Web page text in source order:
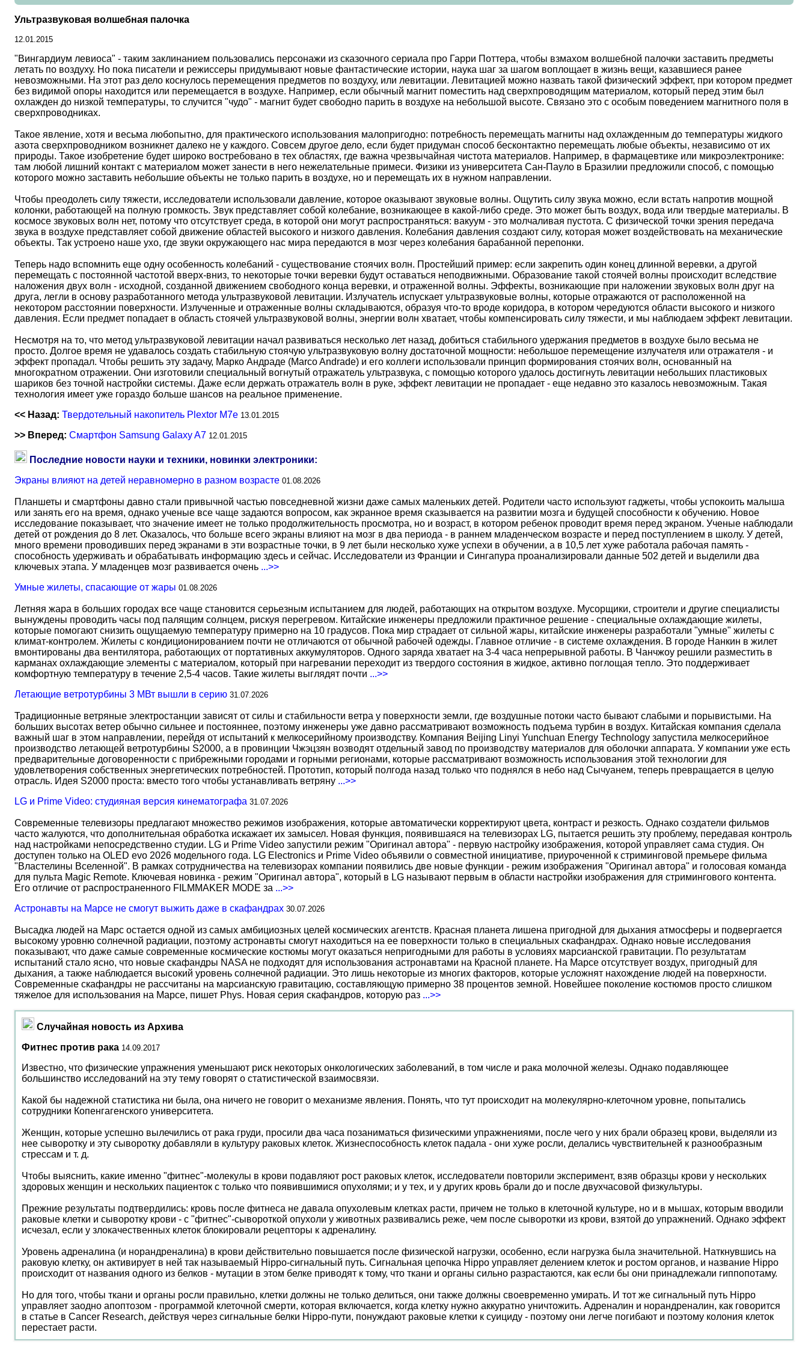
Ультразвуковая волшебная палочка
12.01.2015
"Вингардиум левиоса" - таким заклинанием пользовались персонажи из сказочного сериала про Гарри Поттера, чтобы взмахом волшебной палочки заставить предметы
летать по воздуху. Но пока писатели и режиссеры придумывают новые фантастические истории, наука шаг за шагом воплощает в жизнь вещи, казавшиеся ранее
невозможными. На этот раз дело коснулось перемещения предметов по воздуху, или левитации. Левитацией можно назвать такой физический эффект, при котором предмет
без видимой опоры находится или перемещается в воздухе. Например, если обычный магнит поместить над сверхпроводящим материалом, который перед этим был
охлажден до низкой температуры, то случится "чудо" - магнит будет свободно парить в воздухе на небольшой высоте. Связано это с особым поведением магнитного поля в
сверхпроводниках.
Такое явление, хотя и весьма любопытно, для практического использования малопригодно: потребность перемещать магниты над охлажденным до температуры жидкого
азота сверхпроводником возникнет далеко не у каждого. Совсем другое дело, если будет придуман способ бесконтактно перемещать любые объекты, независимо от их
природы. Такое изобретение будет широко востребовано в тех областях, где важна чрезвычайная чистота материалов. Например, в фармацевтике или микроэлектронике:
там любой лишний контакт с материалом может занести в него нежелательные примеси. Физики из университета Сан-Пауло в Бразилии предложили способ, с помощью
которого можно заставить небольшие объекты не только парить в воздухе, но и перемещать их в нужном направлении.
Чтобы преодолеть силу тяжести, исследователи использовали давление, которое оказывают звуковые волны. Ощутить силу звука можно, если встать напротив мощной
колонки, работающей на полную громкость. Звук представляет собой колебание, возникающее в какой-либо среде. Это может быть воздух, вода или твердые материалы. В
космосе звуковых волн нет, потому что отсутствует среда, в которой они могут распространяться: вакуум - это молчаливая пустота. С физической точки зрения передача
звука в воздухе представляет собой движение областей высокого и низкого давления. Колебания давления создают силу, которая может воздействовать на механические
объекты. Так устроено наше ухо, где звуки окружающего нас мира передаются в мозг через колебания барабанной перепонки.
Теперь надо вспомнить еще одну особенность колебаний - существование стоячих волн. Простейший пример: если закрепить один конец длинной веревки, а другой
перемещать с постоянной частотой вверх-вниз, то некоторые точки веревки будут оставаться неподвижными. Образование такой стоячей волны происходит вследствие
наложения двух волн - исходной, созданной движением свободного конца веревки, и отраженной волны. Эффекты, возникающие при наложении звуковых волн друг на
друга, легли в основу разработанного метода ультразвуковой левитации. Излучатель испускает ультразвуковые волны, которые отражаются от расположенной на
некотором расстоянии поверхности. Излученные и отраженные волны складываются, образуя что-то вроде коридора, в котором чередуются области высокого и низкого
давления. Если предмет попадает в область стоячей ультразвуковой волны, энергии волн хватает, чтобы компенсировать силу тяжести, и мы наблюдаем эффект левитации.
Несмотря на то, что метод ультразвуковой левитации начал развиваться несколько лет назад, добиться стабильного удержания предметов в воздухе было весьма не
просто. Долгое время не удавалось создать стабильную стоячую ультразвуковую волну достаточной мощности: небольшое перемещение излучателя или отражателя - и
эффект пропадал. Чтобы решить эту задачу, Марко Андраде (Marco Andrade) и его коллеги использовали принцип формирования стоячих волн, основанный на
многократном отражении. Они изготовили специальный вогнутый отражатель ультразвука, с помощью которого удалось достигнуть левитации небольших пластиковых
шариков без точной настройки системы. Даже если держать отражатель волн в руке, эффект левитации не пропадает - еще недавно это казалось невозможным. Такая
технология имеет уже гораздо больше шансов на реальное применение.
<< Назад: Твердотельный накопитель Plextor M7e 13.01.2015
>> Вперед: Смартфон Samsung Galaxy A7 12.01.2015
Последние новости науки и техники, новинки электроники:
Экраны влияют на детей неравномерно в разном возрасте 01.08.2026
Планшеты и смартфоны давно стали привычной частью повседневной жизни даже самых маленьких детей. Родители часто используют гаджеты, чтобы успокоить малыша
или занять его на время, однако ученые все чаще задаются вопросом, как экранное время сказывается на развитии мозга и будущей способности к обучению. Новое
исследование показывает, что значение имеет не только продолжительность просмотра, но и возраст, в котором ребенок проводит время перед экраном. Ученые наблюдали
детей от рождения до 8 лет. Оказалось, что больше всего экраны влияют на мозг в два периода - в раннем младенческом возрасте и перед поступлением в школу. У детей,
много времени проводивших перед экранами в эти возрастные точки, в 9 лет были несколько хуже успехи в обучении, а в 10,5 лет хуже работала рабочая память -
способность удерживать и обрабатывать информацию здесь и сейчас. Исследователи из Франции и Сингапура проанализировали данные 502 детей и выделили два
ключевых этапа. У младенцев мозг развивается очень ...>>
Умные жилеты, спасающие от жары 01.08.2026
Летняя жара в больших городах все чаще становится серьезным испытанием для людей, работающих на открытом воздухе. Мусорщики, строители и другие специалисты
вынуждены проводить часы под палящим солнцем, рискуя перегревом. Китайские инженеры предложили практичное решение - специальные охлаждающие жилеты,
которые помогают снизить ощущаемую температуру примерно на 10 градусов. Пока мир страдает от сильной жары, китайские инженеры разработали "умные" жилеты с
климат-контролем. Жилеты с кондиционированием почти не отличаются от обычной рабочей одежды. Главное отличие - в системе охлаждения. В городе Нанкин в жилет
вмонтированы два вентилятора, работающих от портативных аккумуляторов. Одного заряда хватает на 3-4 часа непрерывной работы. В Чанчжоу решили разместить в
карманах охлаждающие элементы с материалом, который при нагревании переходит из твердого состояния в жидкое, активно поглощая тепло. Это поддерживает
комфортную температуру в течение 2,5-4 часов. Такие жилеты выглядят почти ...>>
Летающие ветротурбины 3 МВт вышли в серию 31.07.2026
Традиционные ветряные электростанции зависят от силы и стабильности ветра у поверхности земли, где воздушные потоки часто бывают слабыми и порывистыми. На
больших высотах ветер обычно сильнее и постояннее, поэтому инженеры уже давно рассматривают возможность подъема турбин в воздух. Китайская компания сделала
важный шаг в этом направлении, перейдя от испытаний к мелкосерийному производству. Компания Beijing Linyi Yunchuan Energy Technology запустила мелкосерийное
производство летающей ветротурбины S2000, а в провинции Чжэцзян возводят отдельный завод по производству материалов для оболочки аппарата. У компании уже есть
предварительные договоренности с прибрежными городами и горными регионами, которые рассматривают возможность использования этой технологии для
удовлетворения собственных энергетических потребностей. Прототип, который полгода назад только что поднялся в небо над Сычуанем, теперь превращается в целую
отрасль. Идея S2000 проста: вместо того чтобы устанавливать ветряну ...>>
LG и Prime Video: студияная версия кинематографа 31.07.2026
Современные телевизоры предлагают множество режимов изображения, которые автоматически корректируют цвета, контраст и резкость. Однако создатели фильмов
часто жалуются, что дополнительная обработка искажает их замысел. Новая функция, появившаяся на телевизорах LG, пытается решить эту проблему, передавая контроль
над настройками непосредственно студии. LG и Prime Video запустили режим "Оригинал автора" - первую настройку изображения, которой управляет сама студия. Он
доступен только на OLED evo 2026 модельного года. LG Electronics и Prime Video объявили о совместной инициативе, приуроченной к стриминговой премьере фильма
"Властелины Вселенной". В рамках сотрудничества на телевизорах компании появились две новые функции - режим изображения "Оригинал автора" и голосовая команда
для пульта Magic Remote. Ключевая новинка - режим "Оригинал автора", который в LG называют первым в области настройки изображения для стримингового контента.
Его отличие от распространенного FILMMAKER MODE за ...>>
Астронавты на Марсе не смогут выжить даже в скафандрах 30.07.2026
Высадка людей на Марс остается одной из самых амбициозных целей космических агентств. Красная планета лишена пригодной для дыхания атмосферы и подвергается
высокому уровню солнечной радиации, поэтому астронавты смогут находиться на ее поверхности только в специальных скафандрах. Однако новые исследования
показывают, что даже самые современные космические костюмы могут оказаться непригодными для работы в условиях марсианской гравитации. По результатам
испытаний стало ясно, что новые скафандры NASA не подходят для использования астронавтами на Красной планете. На Марсе отсутствует воздух, пригодный для
дыхания, а также наблюдается высокий уровень солнечной радиации. Это лишь некоторые из многих факторов, которые усложнят нахождение людей на поверхности.
Современные скафандры не рассчитаны на марсианскую гравитацию, составляющую примерно 38 процентов земной. Новейшее поколение костюмов просто слишком
тяжелое для использования на Марсе, пишет Phys. Новая серия скафандров, которую раз ...>>
Случайная новость из Архива
Фитнес против рака 14.09.2017
Известно, что физические упражнения уменьшают риск некоторых онкологических заболеваний, в том числе и рака молочной железы. Однако подавляющее
большинство исследований на эту тему говорят о статистической взаимосвязи.
Какой бы надежной статистика ни была, она ничего не говорит о механизме явления. Понять, что тут происходит на молекулярно-клеточном уровне, попытались
сотрудники Копенгагенского университета.
Женщин, которые успешно вылечились от рака груди, просили два часа позаниматься физическими упражнениями, после чего у них брали образец крови, выделяли из
нее сыворотку и эту сыворотку добавляли в культуру раковых клеток. Жизнеспособность клеток падала - они хуже росли, делались чувствительней к разнообразным
стрессам и т. д.
Чтобы выяснить, какие именно "фитнес"-молекулы в крови подавляют рост раковых клеток, исследователи повторили эксперимент, взяв образцы крови у нескольких
здоровых женщин и нескольких пациенток с только что появившимися опухолями; и у тех, и у других кровь брали до и после двухчасовой физкультуры.
Прежние результаты подтвердились: кровь после фитнеса не давала опухолевым клетках расти, причем не только в клеточной культуре, но и в мышах, которым вводили
раковые клетки и сыворотку крови - с "фитнес"-сывороткой опухоли у животных развивались реже, чем после сыворотки из крови, взятой до упражнений. Однако эффект
исчезал, если у злокачественных клеток блокировали рецепторы к адреналину.
Уровень адреналина (и норандреналина) в крови действительно повышается после физической нагрузки, особенно, если нагрузка была значительной. Наткнувшись на
раковую клетку, он активирует в ней так называемый Hippo-сигнальный путь. Сигнальная цепочка Hippo управляет делением клеток и ростом органов, и название Hippo
происходит от названия одного из белков - мутации в этом белке приводят к тому, что ткани и органы сильно разрастаются, как если бы они принадлежали гиппопотаму.
Но для того, чтобы ткани и органы росли правильно, клетки должны не только делиться, они также должны своевременно умирать. И тот же сигнальный путь Hippo
управляет заодно апоптозом - программой клеточной смерти, которая включается, когда клетку нужно аккуратно уничтожить. Адреналин и норандреналин, как говорится
в статье в Cancer Research, действуя через сигнальные белки Hippo-пути, понуждают раковые клетки к суициду - поэтому они легче погибают и поэтому колония клеток
перестает расти.